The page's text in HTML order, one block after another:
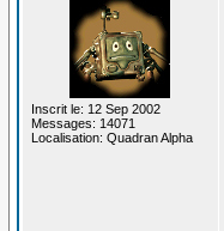
Inscrit le: 12 Sep 2002
Messages: 14071
Localisation: Quadran Alpha